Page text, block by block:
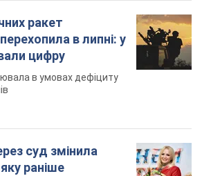
ракет
в липні: у
цифру
в умовах дефіциту
суд змінила
раніше